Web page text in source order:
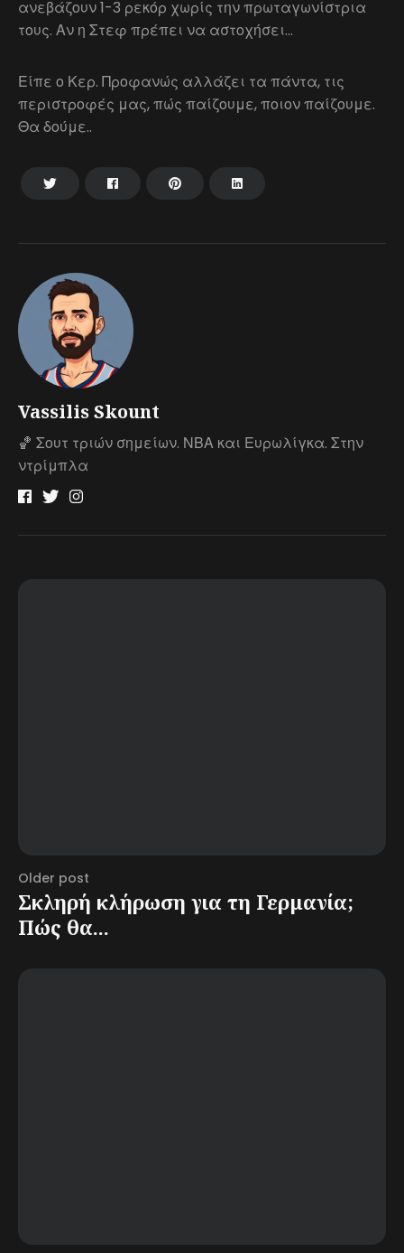
Vassilis Skount
🏀 Σουτ τριών σημείων. ΝΒΑ και Ευρωλίγκα. Στην
ντρίμπλα
ανεβάζουν 1-3 ρεκόρ χωρίς την πρωταγωνίστρια
τους. Αν η Στεφ πρέπει να αστοχήσει…
Είπε ο Κερ. Προφανώς αλλάζει τα πάντα, τις
περιστροφές μας, πώς παίζουμε, ποιον παίζουμε.
Θα δούμε..
Older post
Σκληρή κλήρωση για τη Γερμανία;
Πώς θα...